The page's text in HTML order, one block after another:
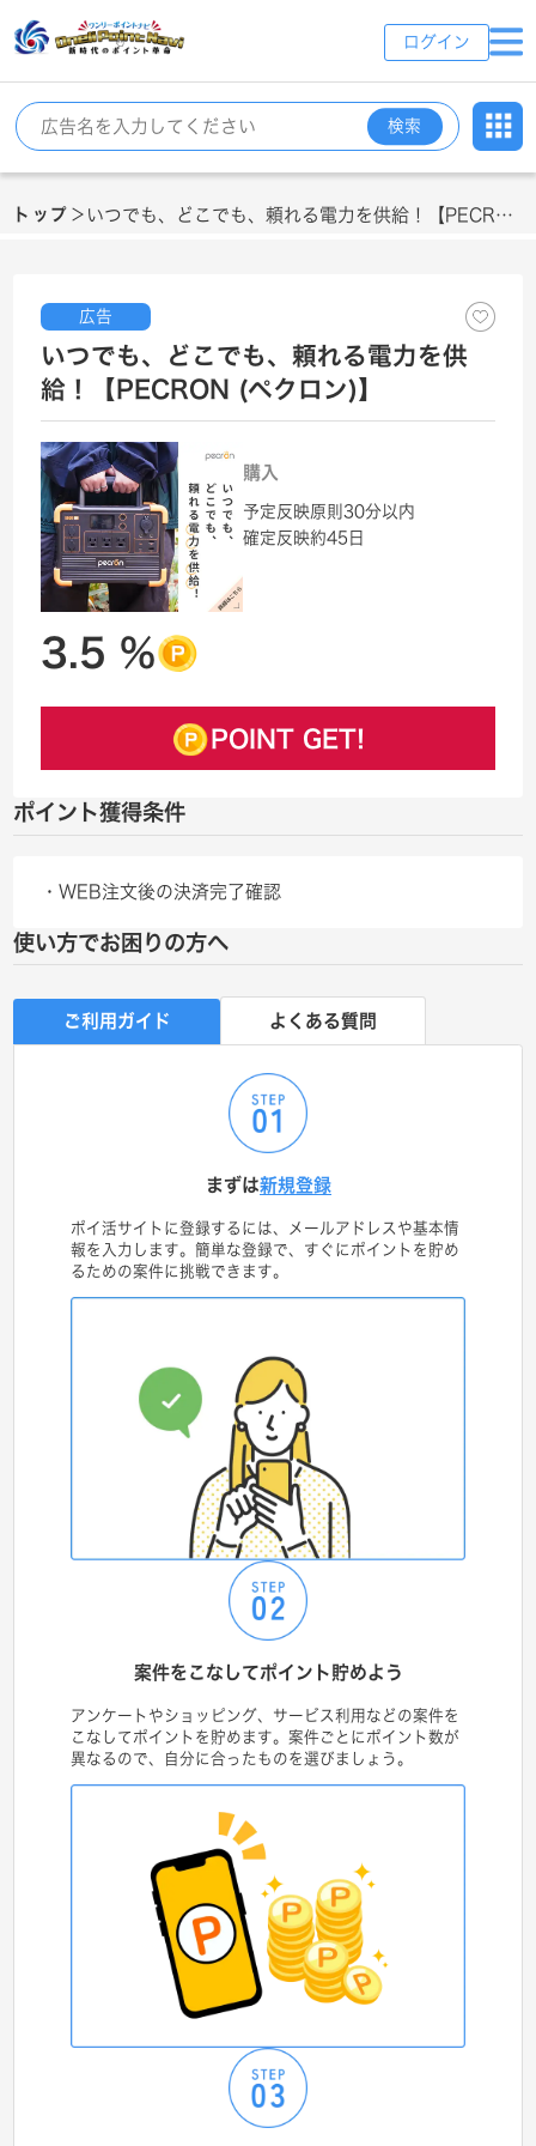
ログイン
検索
トップ ＞ いつでも、どこでも、頼れる電力を供給！【PECRON (ペクロン)】
いつでも、どこでも、頼れる電力を供
給！【PECRON (ペクロン)】
広告
購入
予定反映原則30分以内
確定反映約45日
3.5 %
POINT GET!
ポイント獲得条件
・WEB注文後の決済完了確認
使い方でお困りの方へ
ご利用ガイド よくある質問
まずは新規登録
ポイ活サイトに登録するには、メールアドレスや基本情
報を入力します。簡単な登録で、すぐにポイントを貯め
るための案件に挑戦できます。
案件をこなしてポイント貯めよう
アンケートやショッピング、サービス利用などの案件を
こなしてポイントを貯めます。案件ごとにポイント数が
異なるので、自分に合ったものを選びましょう。